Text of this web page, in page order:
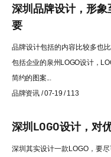
深圳品牌设计，形
要
品牌设计包括的内容比较多也
包括企业的泉州LOGO设计，
简约的图案...
品牌资讯 / 07-19 / 113
深圳LOGO设计，对
深圳其实设计一款LOGO，要